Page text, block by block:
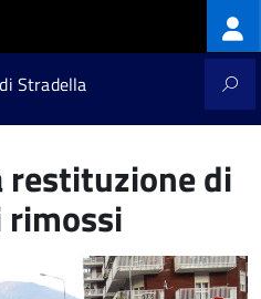
Stradella
restituzione di